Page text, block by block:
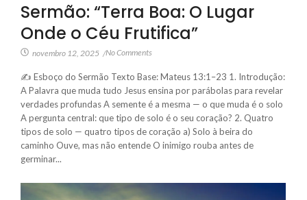
Sermão: “Terra Boa: O Lugar
Onde o Céu Frutifica”
novembro 12, 2025 /No Comments
✍️ Esboço do Sermão Texto Base: Mateus 13:1–23 1. Introdução:
A Palavra que muda tudo Jesus ensina por parábolas para revelar
verdades profundas A semente é a mesma — o que muda é o solo
A pergunta central: que tipo de solo é o seu coração? 2. Quatro
tipos de solo — quatro tipos de coração a) Solo à beira do
caminho Ouve, mas não entende O inimigo rouba antes de
germinar...